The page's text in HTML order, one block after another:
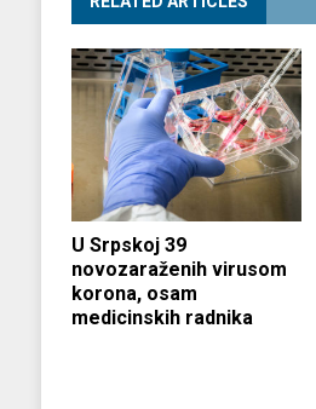
U Srpskoj 39
novozaraženih virusom
korona, osam
medicinskih radnika